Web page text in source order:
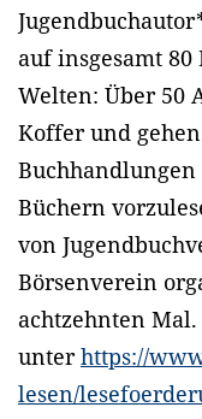
auf insgesamt
Welten: Über 50
Koffer und
Büchern
von
Börsenverein
achtzehnten
unterhttps://
lesen/